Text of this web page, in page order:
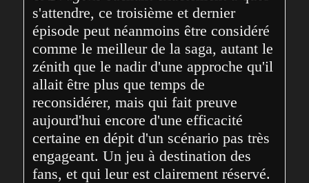
s'attendre, ce troisième et dernier
épisode peut néanmoins être considéré
comme le meilleur de la saga, autant le
zénith que le nadir d'une approche qu'il
allait être plus que temps de
reconsidérer, mais qui fait preuve
aujourd'hui encore d'une efficacité
certaine en dépit d'un scénario pas très
engageant. Un jeu à destination des
fans, et qui leur est clairement réservé.